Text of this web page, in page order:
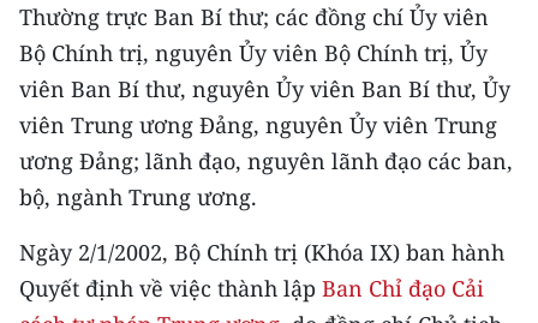
54 DÂN TỘC VIỆT NAM
CHƯƠNG TRÌNH OCOP - MỖI XÃ
MỘT SẢN PHẨM
RADIO
MEDIA CENTER
E-Magazine
Thường trực Ban Bí thư; các đồng chí Ủy viên
Bộ Chính trị, nguyên Ủy viên Bộ Chính trị, Ủy
viên Ban Bí thư, nguyên Ủy viên Ban Bí thư, Ủy
viên Trung ương Đảng, nguyên Ủy viên Trung
ương Đảng; lãnh đạo, nguyên lãnh đạo các ban,
bộ, ngành Trung ương.
Ngày 2/1/2002, Bộ Chính trị (Khóa IX) ban hành
Quyết định về việc thành lập Ban Chỉ đạo Cải